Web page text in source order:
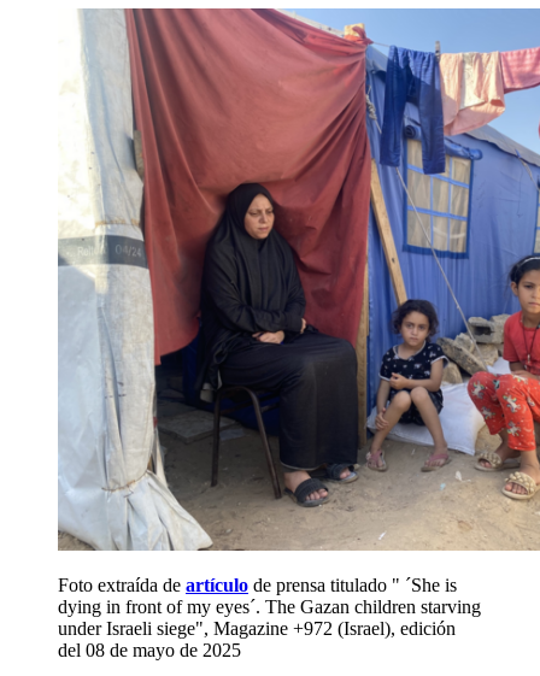
Foto extraída de artículo de prensa titulado " ´She is
dying in front of my eyes´. The Gazan children starving
under Israeli siege", Magazine +972 (Israel), edición
del 08 de mayo de 2025